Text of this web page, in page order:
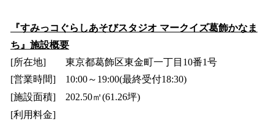
『すみっコぐらしあそびスタジオ マークイズ葛飾かなま
ち』施設概要
[所在地] 東京都葛飾区東金町一丁目10番1号
[営業時間] 10:00～19:00(最終受付18:30)
[施設面積] 202.50㎡(61.26坪)
[利用料金]